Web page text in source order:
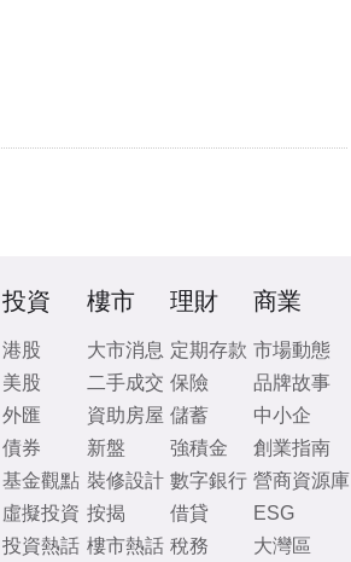
投資
港股
美股
外匯
債券
基金觀點
虛擬投資
投資熱話
樓市
大市消息
二手成交
資助房屋
新盤
裝修設計
按揭
樓市熱話
理財
定期存款
保險
儲蓄
強積金
數字銀行
借貸
稅務
商業
市場動態
品牌故事
中小企
創業指南
營商資源庫
ESG
大灣區